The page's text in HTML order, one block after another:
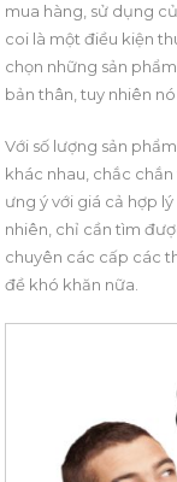
mua hàng, sử dụng
coi là một điều kiện
chọn những sản
bản thân, tuy nhiên
Với số lượng sản
khác nhau, chắc
ưng ý với giá cả hợp
nhiên, chỉ cần tìm
chuyên các cấp các
đề khó khăn nữa.